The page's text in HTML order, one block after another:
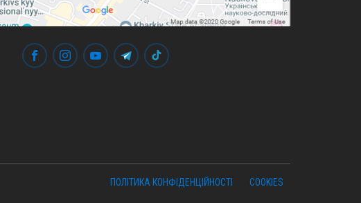
ПОЛІТИКА КОНФІДЕНЦІЙНОСТІ COOKIES